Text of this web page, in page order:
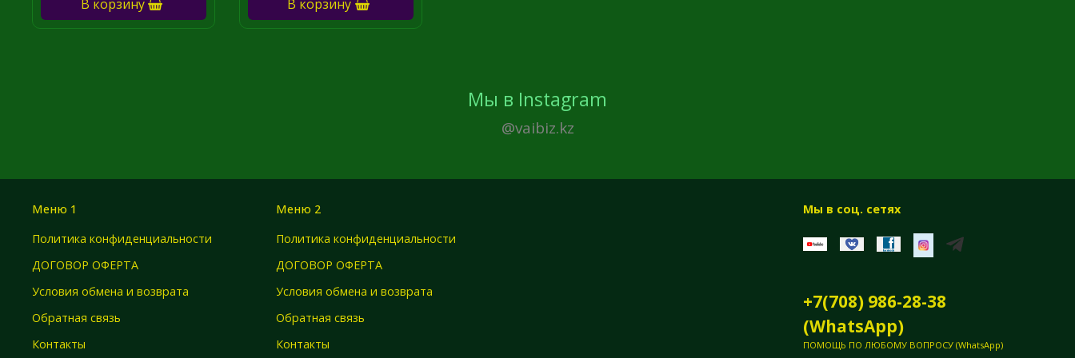
В корзину В корзину
Мы в Instagram
@vaibiz.kz
Меню 1
Политика конфиденциальности
ДОГОВОР ОФЕРТА
Условия обмена и возврата
Обратная связь
Контакты
Меню 2
Политика конфиденциальности
ДОГОВОР ОФЕРТА
Условия обмена и возврата
Обратная связь
Контакты
Мы в соц. сетях
+7(708) 986-28-38
(WhatsApp)
ПОМОЩЬ ПО ЛЮБОМУ ВОПРОСУ (WhatsApp)